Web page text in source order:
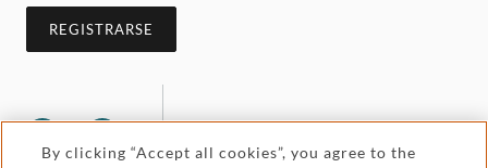
REGISTRARSE
By clicking “Accept all cookies”, you agree to the